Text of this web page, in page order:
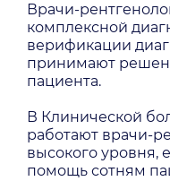
Врачи-
комплексной
верификации
принимают
пациента.
В Клинической
работают врачи-
высокого уровня,
помощь сотням